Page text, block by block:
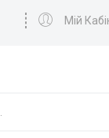
Мій